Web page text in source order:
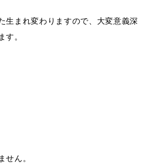
生まれ変わりますので、大変意義深
す。
せん。